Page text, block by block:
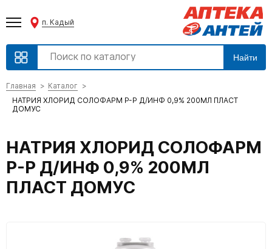
п. Кадый
Найти
Главная
Каталог
НАТРИЯ ХЛОРИД СОЛОФАРМ Р-Р Д/ИНФ 0,9% 200МЛ ПЛАСТ
ДОМУС
НАТРИЯ ХЛОРИД СОЛОФАРМ
Р-Р Д/ИНФ 0,9% 200МЛ
ПЛАСТ ДОМУС